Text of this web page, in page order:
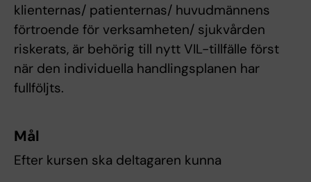
klienternas/ patienternas/ huvudmännens
förtroende för verksamheten/ sjukvården
riskerats, är behörig till nytt VIL-tillfälle först
när den individuella handlingsplanen har
fullföljts.
Mål
Efter kursen ska deltagaren kunna